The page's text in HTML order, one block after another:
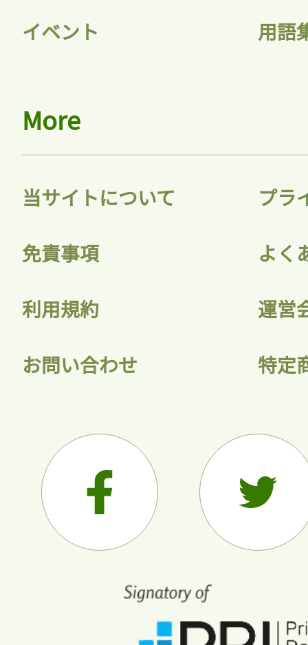
イベント 用語
More
当サイトについて プラ
免責事項 よく
利用規約 運営
お問い合わせ 特定